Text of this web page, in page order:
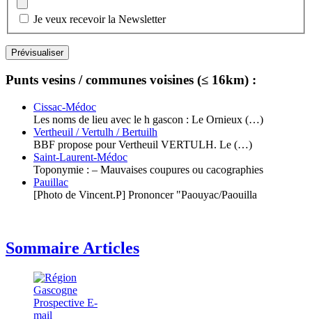
Je veux recevoir la Newsletter
Punts vesins / communes voisines (≤ 16km) :
Cissac-Médoc
Les noms de lieu avec le h gascon : Le Ornieux (…)
Vertheuil / Vertulh / Bertuilh
BBF propose pour Vertheuil VERTULH. Le (…)
Saint-Laurent-Médoc
Toponymie : – Mauvaises coupures ou cacographies
Pauillac
[Photo de Vincent.P] Prononcer "Paouyac/Paouilla
Sommaire Articles